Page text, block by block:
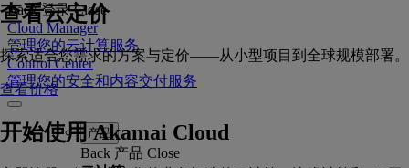
Back 登录 Close
Cloud Manager
管理您的云计算服务
Control Center
管理您的安全和内容交付服务
产品
Back 产品 Close
查看云定价
探索适合您需求的方案与定价——从小型项目到全球规模部署。
查看价格
开始使用 Akamai Cloud